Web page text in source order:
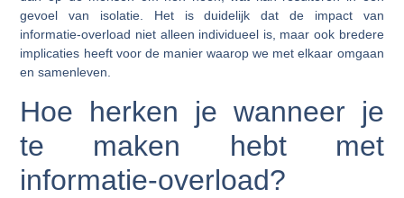
gevoel van isolatie. Het is duidelijk dat de impact van
informatie-overload niet alleen individueel is, maar ook bredere
implicaties heeft voor de manier waarop we met elkaar omgaan
en samenleven.
Hoe herken je wanneer je
te maken hebt met
informatie-overload?